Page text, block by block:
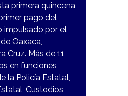
primera quincena
pago del
impulsado por el
Oaxaca,
Cruz. Más de 11
en funciones
la Policía Estatal,
Custodios